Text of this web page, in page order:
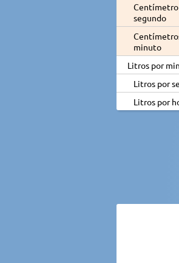
segundo
minuto
Litros por
Litros por
Litros por